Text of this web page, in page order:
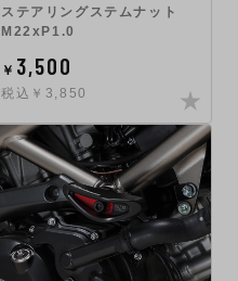
ステアリングステムナット
M22xP1.0
￥ 3,500
税込￥3,850